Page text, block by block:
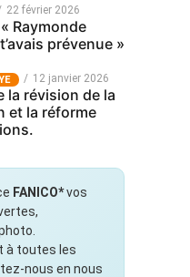
22 février 2026
Raymonde
prévenue »
12 janvier 2026
la révision de la
et la réforme
FANICO*vos
à toutes les
nous en nous